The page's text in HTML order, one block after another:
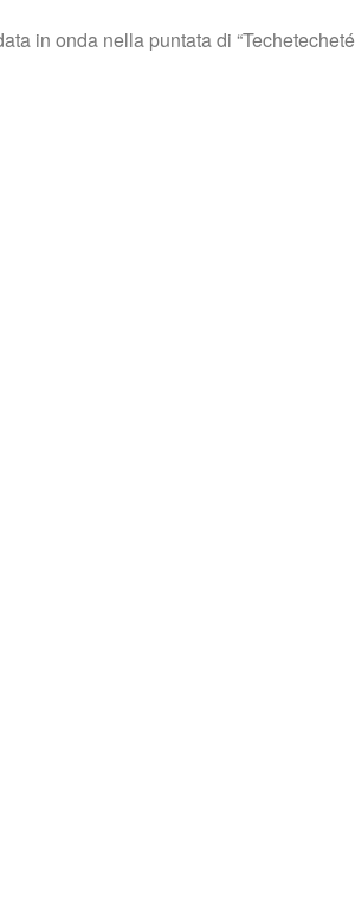
in onda nella puntata di